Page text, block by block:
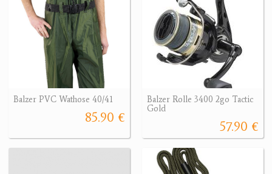
Balzer PVC Wathose 40/41
85.90 €
Balzer Rolle 3400 2go Tactic
Gold
57.90 €